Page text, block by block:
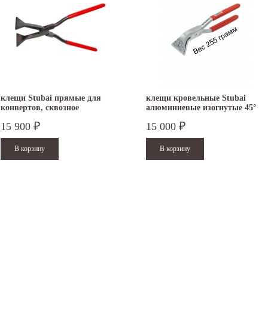
клещи Stubai прямые для
конвертов, сквозное
15 900 ₽
клещи кровельные Stubai
алюминиевые изогнутые 45°
15 000 ₽